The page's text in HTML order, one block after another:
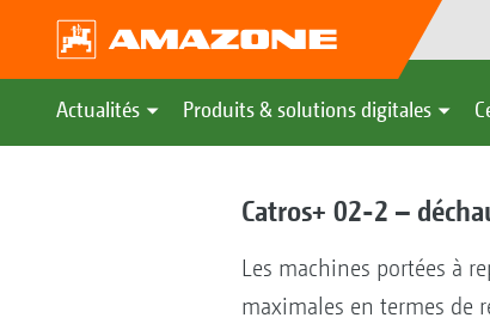
Actualités Produits & solutions digitales
Catros+ 02-2 –
Les machines portées à
maximales en termes de